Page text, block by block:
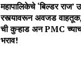
महापालिकेचे ‘बिल्डर
रस्त्यावरून अवजड
ची कुऱ्हाड अन PMC
भराव!